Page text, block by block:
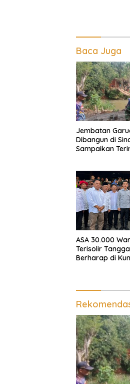
Baca Juga
Jembatan
Dibangun di
Sampaikan
ASA 30.000
Terisolir
Berharap di